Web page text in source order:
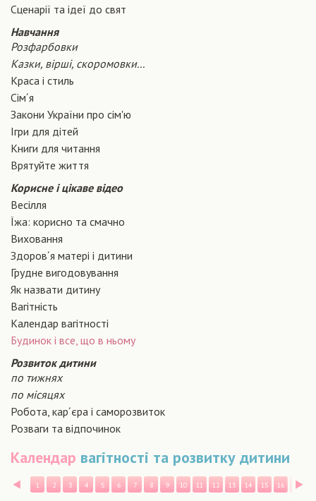
Сценарiї та iдеї до свят
Навчання
Розфарбовки
Казки, вірші, скоромовки...
Краса і стиль
Сiм´я
Закони України про сiм'ю
Ігри для дітей
Книги для читання
Врятуйте життя
Корисне і цікаве відео
Весілля
Їжа: корисно та смачно
Виховання
Здоров´я матері і дитини
Грудне вигодовування
Як назвати дитину
Вагiтнiсть
Календар вагітності
Будинок і все, що в ньому
Розвиток дитини
по тижнях
по місяцях
Робота, кар´єра і саморозвиток
Розваги та відпочинок
Календар вагітності та розвитку дитини
Назад
1 2 3 4 5 6 7 8 9 10 11 12 13 14 15 16 17